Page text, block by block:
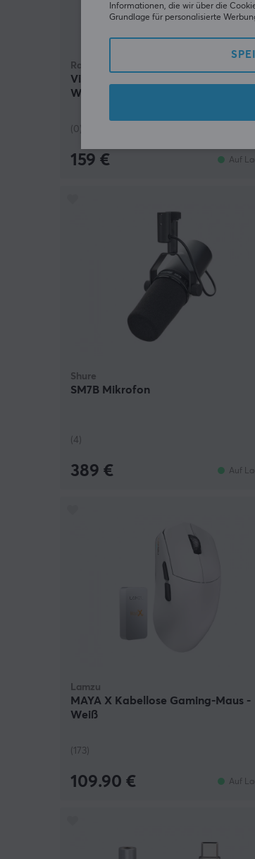
Razer
Viper V4 Pro Lightweight Wireless -
Weiß
(0)
159 € Auf
Shure
SM7B Mikrofon
(4)
389 € Auf
Lamzu
MAYA X Kabellose Gaming-Maus -
Weiß
(173)
109.90 € Auf
Informationen, die wir über die
Grundlage für personalisierte